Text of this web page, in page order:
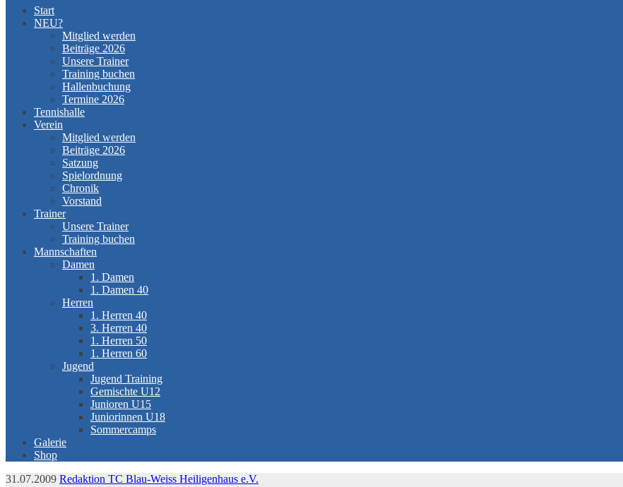
Start
NEU?
Mitglied werden
Beiträge 2026
Unsere Trainer
Training buchen
Hallenbuchung
Termine 2026
Tennishalle
Verein
Mitglied werden
Beiträge 2026
Satzung
Spielordnung
Chronik
Vorstand
Trainer
Unsere Trainer
Training buchen
Mannschaften
Damen
1. Damen
1. Damen 40
Herren
1. Herren 40
3. Herren 40
1. Herren 50
1. Herren 60
Jugend
Jugend Training
Gemischte U12
Junioren U15
Juniorinnen U18
Sommercamps
Galerie
Shop
31.07.2009 Redaktion TC Blau-Weiss Heiligenhaus e.V.